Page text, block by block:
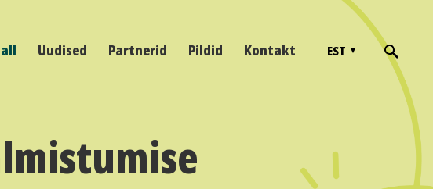
Uudised Partnerid Pildid Kontakt EST